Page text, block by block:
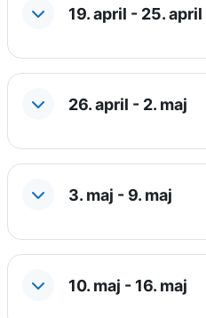
19. april - 25. april
26. april - 2. maj
3. maj - 9. maj
10. maj - 16. maj